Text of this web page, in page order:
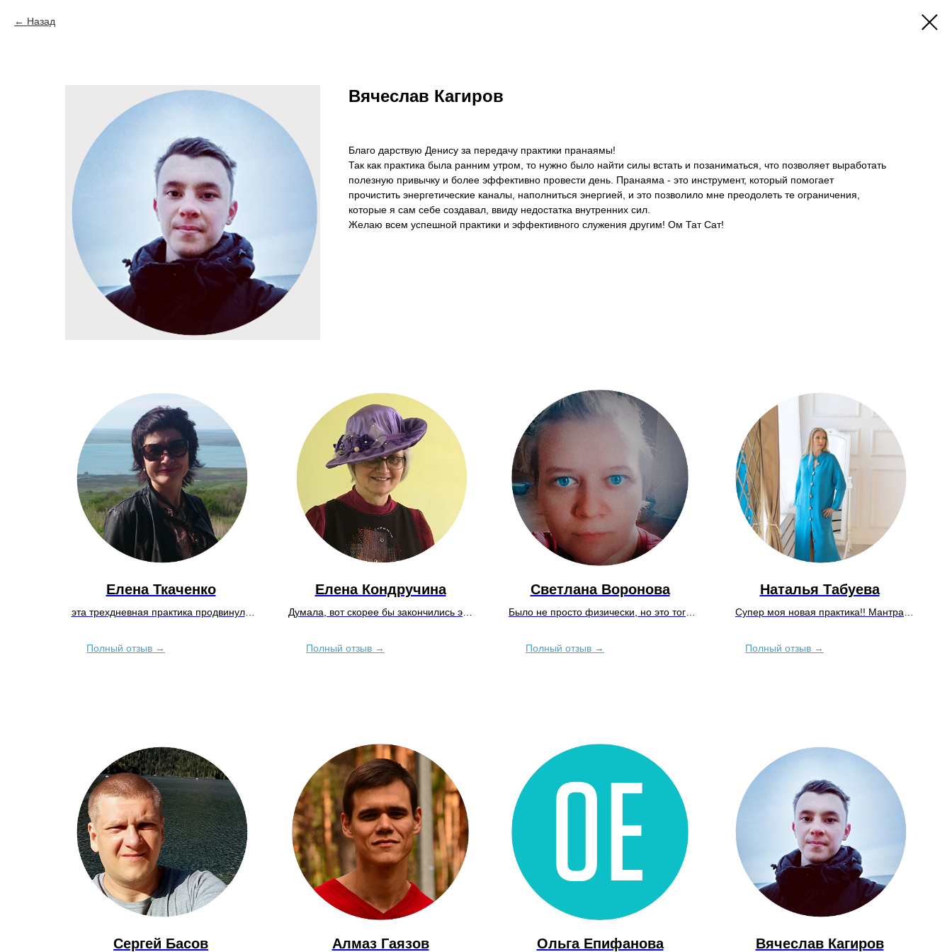
Назад
Вячеслав Кагиров
Благо дарствую Денису за передачу практики пранаямы!
Так как практика была ранним утром, то нужно было найти силы встать и позаниматься, что позволяет выработать
полезную привычку и более эффективно провести день. Пранаяма - это инструмент, который помогает
прочистить энергетические каналы, наполниться энергией, и это позволило мне преодолеть те ограничения,
которые я сам себе создавал, ввиду недостатка внутренних сил.
Желаю всем успешной практики и эффективного служения другим! Ом Тат Сат!
Елена Ткаченко
эта трехдневная практика продвинула
службе побывали. Люди видели добрые,
светлые сны...
Полный отзыв →
Елена Кондручина
Думала, вот скорее бы закончились эти
что могу еще, но останавливалась.
Поток в чаше из рук почувствовала
Полный отзыв →
Светлана Воронова
Было не просто физически, но это того
заглянуть внутрь себя...
Полный отзыв →
Наталья Табуева
Супер моя новая практика!! Мантра
Что-то в горле закрутилось...
Полный отзыв →
Сергей Басов Алмаз Гаязов Ольга Епифанова Вячеслав Кагиров